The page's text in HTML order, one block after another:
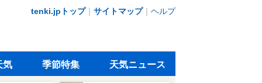
tenki.jpトップ｜ サイトマップ｜ ヘルプ
気 季節特集 天気ニュース